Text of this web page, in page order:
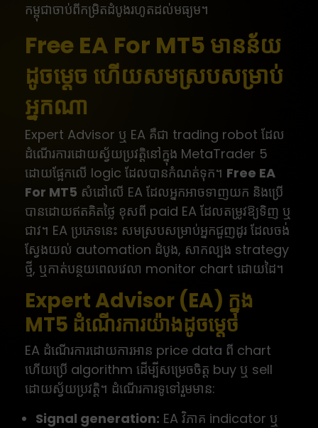
កម្ពុជាចាប់ពីកម្រិតដំបូងរហូតដល់មធ្យម។
Free EA For MT5 មានន័យ
ដូចម្តេច ហើយសមស្របសម្រាប់
អ្នកណា
Expert Advisor ឬ EA គឺជា trading robot ដែល
ដំណើរការដោយស្វ័យប្រវត្តិនៅក្នុង MetaTrader 5
ដោយផ្អែកលើ logic ដែលបានកំណត់ទុក។ Free EA
For MT5 សំដៅលើ EA ដែលអ្នកអាចទាញយក និងប្រើ
បានដោយឥតគិតថ្លៃ ខុសពី paid EA ដែលតម្រូវឱ្យទិញ ឬ
ជាវ។ EA ប្រភេទនេះ សមស្របសម្រាប់អ្នកជួញដូរ ដែលចង់
ស្វែងយល់ automation ដំបូង, សាកល្បង strategy
ថ្មី, ឬកាត់បន្ថយពេលវេលា monitor chart ដោយដៃ។
Expert Advisor (EA) ក្នុង
MT5 ដំណើរការយ៉ាងដូចម្តេច
EA ដំណើរការដោយការអាន price data ពី chart
ហើយប្រើ algorithm ដើម្បីសម្រេចចិត្ត buy ឬ sell
ដោយស្វ័យប្រវត្តិ។ ដំណើរការទូទៅរួមមាន:
Signal generation: EA វិភាគ indicator ឬ